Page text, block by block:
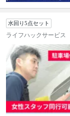
水回り5点セット
ライフハックサービス